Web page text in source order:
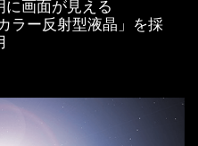
に画面が見える
ラー反射型液晶」を採